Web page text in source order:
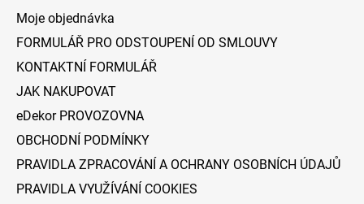
Moje objednávka
FORMULÁŘ PRO ODSTOUPENÍ OD SMLOUVY
KONTAKTNÍ FORMULÁŘ
JAK NAKUPOVAT
eDekor PROVOZOVNA
OBCHODNÍ PODMÍNKY
PRAVIDLA ZPRACOVÁNÍ A OCHRANY OSOBNÍCH ÚDAJŮ
PRAVIDLA VYUŽÍVÁNÍ COOKIES